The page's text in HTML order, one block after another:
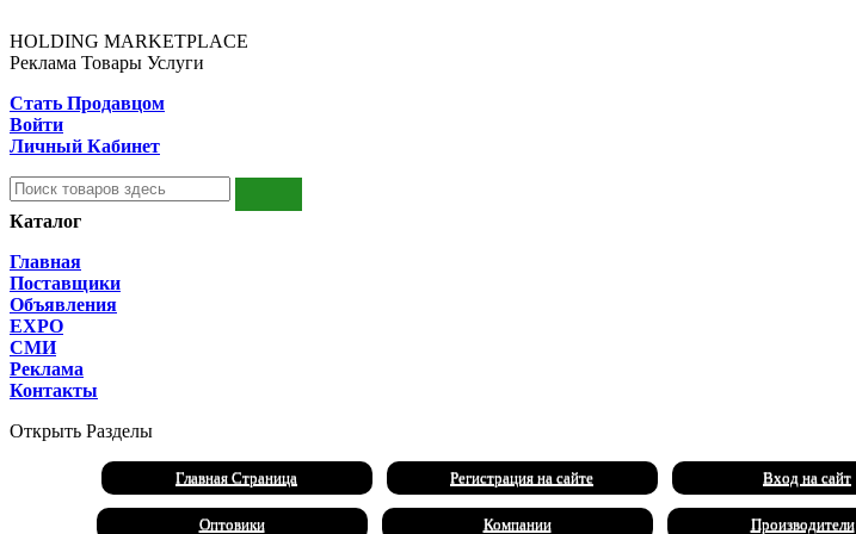
HOLDING MARKETPLACE
Реклама Товары Услуги
Стать Продавцом
Войти
Личный Кабинет
Каталог
Главная
Поставщики
Объявления
EXPO
СМИ
Реклама
Контакты
Открыть Разделы
Главная Страница Регистрация на сайте Вход на сайт
Оптовики Компании Производители